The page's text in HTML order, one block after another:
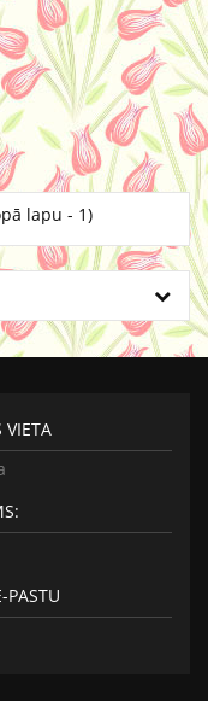
lapu - 1)
VIETA
PASTU